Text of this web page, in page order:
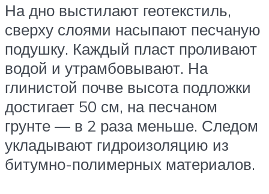
На дно выстилают геотекстиль,
сверху слоями насыпают песчаную
подушку. Каждый пласт проливают
водой и утрамбовывают. На
глинистой почве высота подложки
достигает 50 см, на песчаном
грунте — в 2 раза меньше. Следом
укладывают гидроизоляцию из
битумно-полимерных материалов.